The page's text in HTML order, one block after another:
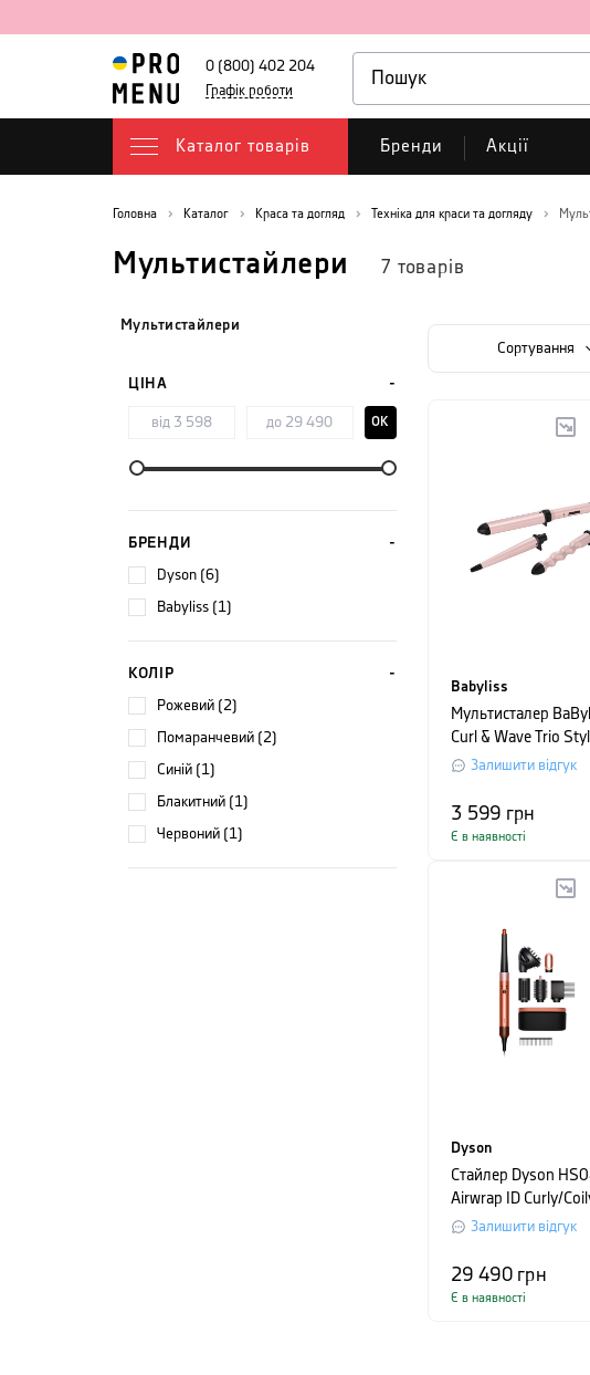
0 (800) 402 204
Графік роботи
Каталог товарів Бренди Акції
Головна Каталог Краса та догляд Техніка для краси та догляду
Мультистайлери 7 товарів
Мультистайлери
ЦІНА
OK
БРЕНДИ
Dyson (6)
Babyliss (1)
КОЛІР
рожевий (2)
помаранчевий (2)
синій (1)
блакитний (1)
червоний (1)
Сортування
Babyliss
Мультисталер
Curl & Wave Trio
рожевий
Залишити відгук
3 599 грн
Є в наявності
Dyson
Стайлер Dyson
Airwrap ID Curly/
бурштиновий
Залишити відгук
29 490грн
Є в наявності